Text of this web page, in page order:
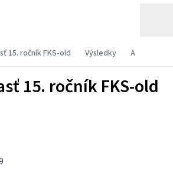
15. ročník FKS-old Výsledky A
15. ročník FKS-old